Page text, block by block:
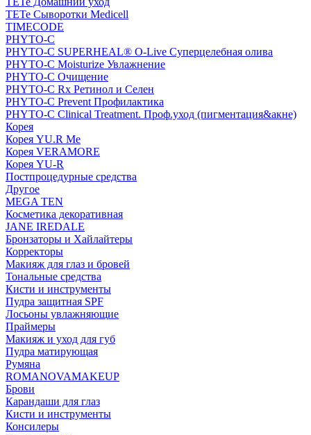
TETe Сыворотки Medicell
TIMECODE
PHYTO-C
PHYTO-C SUPERHEAL® O-Live Суперцелебная олива
PHYTO-C Moisturize Увлажнение
PHYTO-C Очищение
PHYTO-C Rx Ретинол и Селен
PHYTO-C Prevent Профилактика
PHYTO-C Clinical Treatment. Проф.уход (пигментация&акне)
Корея
Корея YU.R Me
Корея VERAMORE
Корея YU-R
Постпроцедурные средства
Другое
MEGA TEN
Косметика декоративная
JANE IREDALE
Бронзаторы и Хайлайтеры
Корректоры
Макияж для глаз и бровей
Тональные средства
Кисти и инструменты
Пудра защитная SPF
Лосьоны увлажняющие
Праймеры
Макияж и уход для губ
Пудра матирующая
Румяна
ROMANOVAMAKEUP
Брови
Карандаши для глаз
Кисти и инструменты
Консилеры